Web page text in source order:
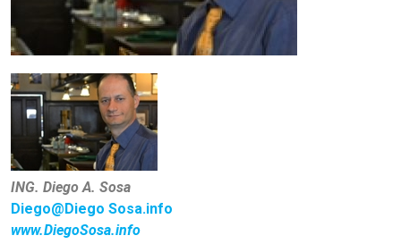
ING. Diego A. Sosa
Diego@Diego Sosa.info
www.DiegoSosa.info